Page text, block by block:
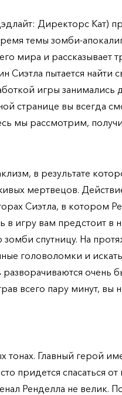
Директорс Кат)
темы зомби-
мира и рассказывает
Сиэтла пытается
игры занимались
странице вы всегда
мы рассмотрим,
в результате
мертвецов.
Сиэтла, в котором
в игру вам предстоит в
спутницу. На
головоломки и
очень
всего пару минут, вы
тонах. Главный герой
придется спасаться
Ренделла не велик.